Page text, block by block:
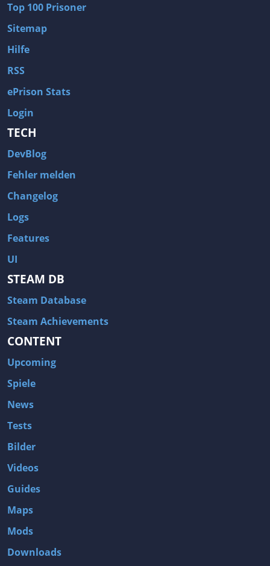
Top 100 Prisoner
Sitemap
Hilfe
RSS
ePrison Stats
Login
TECH
DevBlog
Fehler melden
Changelog
Logs
Features
UI
STEAM DB
Steam Database
Steam Achievements
CONTENT
Upcoming
Spiele
News
Tests
Bilder
Videos
Guides
Maps
Mods
Downloads